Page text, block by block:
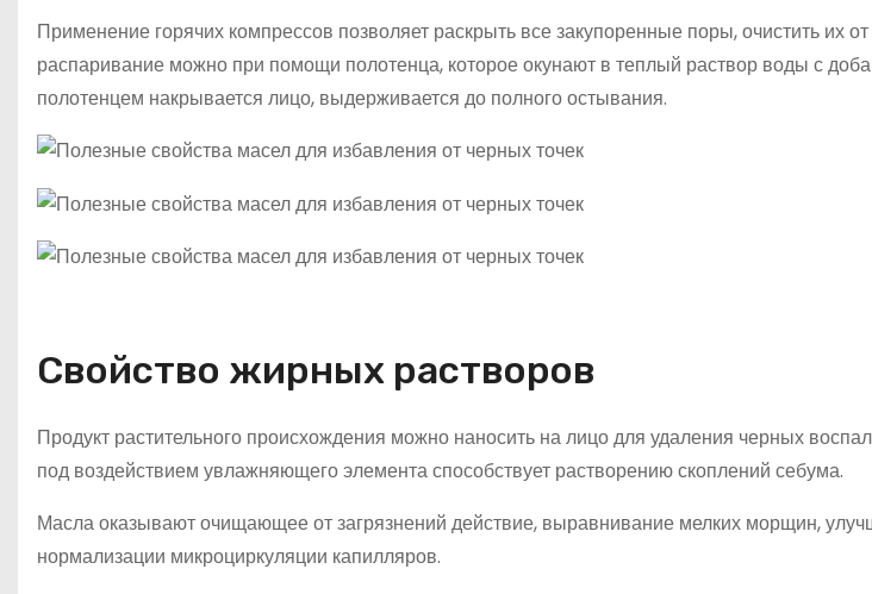
Применение горячих компрессов позволяет раскрыть все закупоренные поры, очистить их
распаривание можно при помощи полотенца, которое окунают в теплый раствор воды с
полотенцем накрывается лицо, выдерживается до полного остывания.
Свойство жирных растворов
Продукт растительного происхождения можно наносить на лицо для удаления черных
под воздействием увлажняющего элемента способствует растворению скоплений себума.
Масла оказывают очищающее от загрязнений действие, выравнивание мелких морщин,
нормализации микроциркуляции капилляров.